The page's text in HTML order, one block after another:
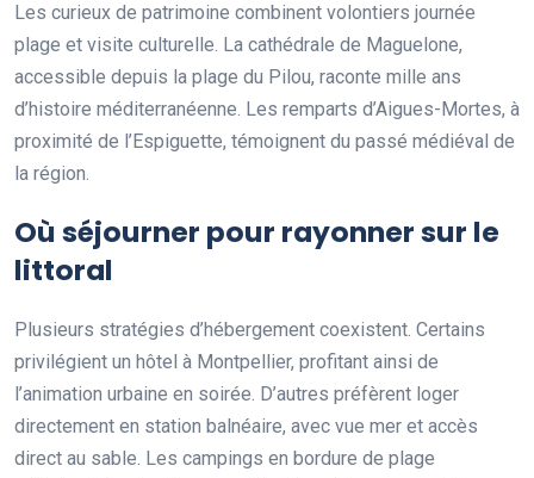
Les curieux de patrimoine combinent volontiers journée
plage et visite culturelle. La cathédrale de Maguelone,
accessible depuis la plage du Pilou, raconte mille ans
d’histoire méditerranéenne. Les remparts d’Aigues-Mortes, à
proximité de l’Espiguette, témoignent du passé médiéval de
la région.
Où séjourner pour rayonner sur le
littoral
Plusieurs stratégies d’hébergement coexistent. Certains
privilégient un hôtel à Montpellier, profitant ainsi de
l’animation urbaine en soirée. D’autres préfèrent loger
directement en station balnéaire, avec vue mer et accès
direct au sable. Les campings en bordure de plage